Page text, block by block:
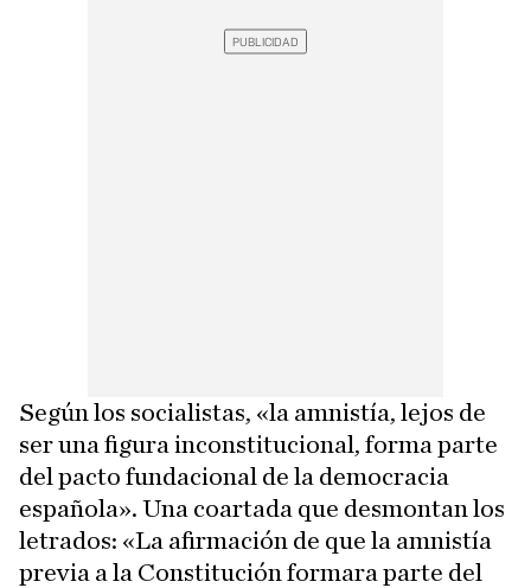
Según los socialistas, «la amnistía, lejos de
ser una figura inconstitucional, forma parte
del pacto fundacional de la democracia
española». Una coartada que desmontan los
letrados: «La afirmación de que la amnistía
previa a la Constitución formara parte del